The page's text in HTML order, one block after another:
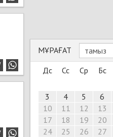
МҰРАҒАТ
Дс
Сс Ср Бс
3
4 5 6
10
11 12 13
17
18 19 20
24
25 26 27